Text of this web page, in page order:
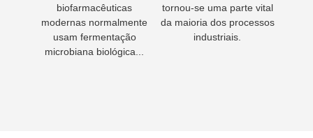
biofarmacêuticas
modernas normalmente
usam fermentação
microbiana biológica...
tornou-se uma parte vital
da maioria dos processos
industriais.